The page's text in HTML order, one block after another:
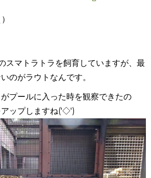
）
スマトラトラを飼育していますが、最
のがラウトなんです。
プールに入った時を観察できたの
ップしますね('◇')ゞ